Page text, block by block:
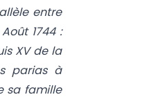
entre
1744 :
XV de la
parias à
sa famille